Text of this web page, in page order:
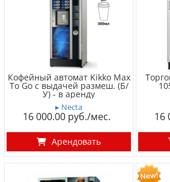
Кофейный автомат Kikko Max
To Go с выдачей размеш. (Б/
У) - в аренду
▸ Necta
16 000.00
Арендовать
16